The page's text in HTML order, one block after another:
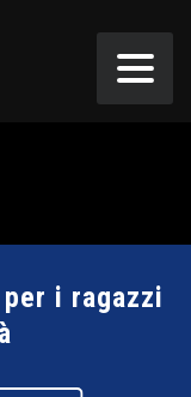
i ragazzi